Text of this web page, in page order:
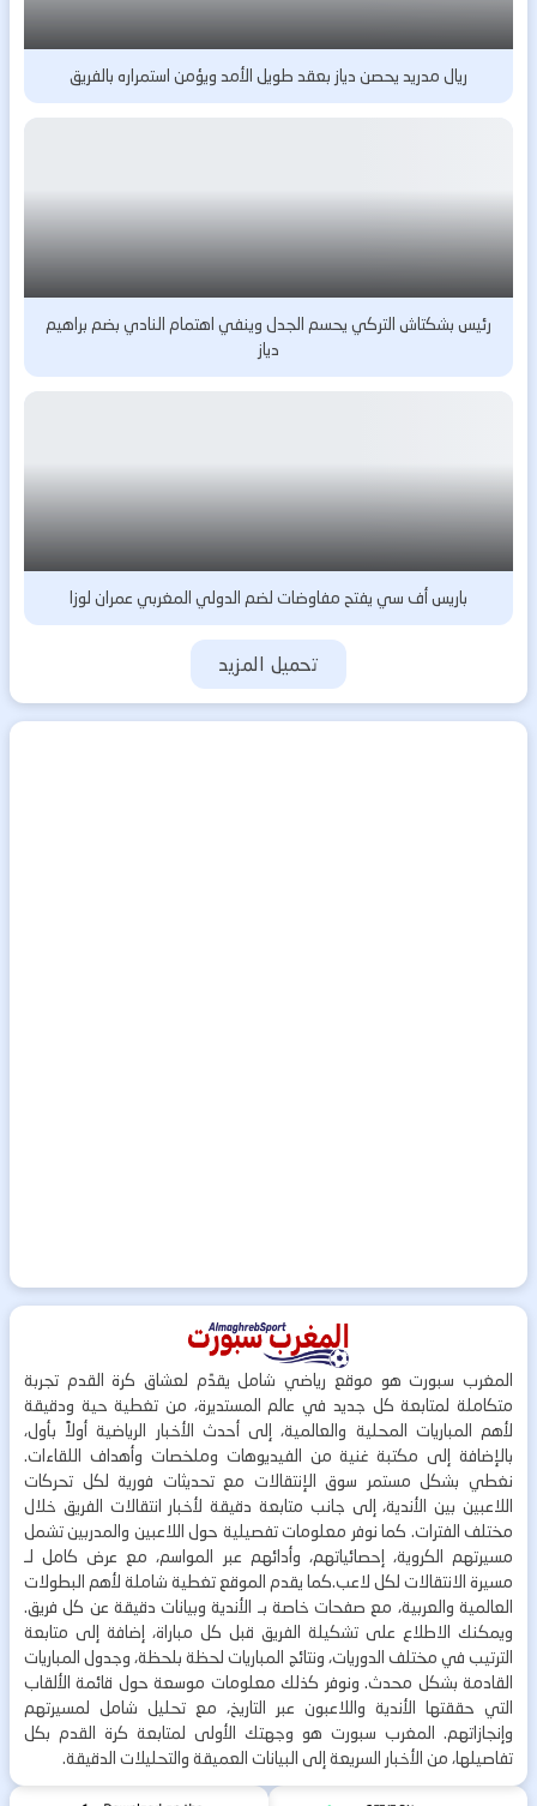
ريال مدريد يحصن دياز بعقد طويل الأمد ويؤمن استمراره بالفريق
رئيس بشكتاش التركي يحسم الجدل وينفي اهتمام النادي بضم براهيم
دياز
باريس أف سي يفتح مفاوضات لضم الدولي المغربي عمران لوزا
تحميل المزيد
المغرب سبورت هو موقع رياضي شامل يقدّم لعشاق كرة القدم تجربة
متكاملة لمتابعة كل جديد في عالم المستديرة، من تغطية حية ودقيقة
لأهم المباريات المحلية والعالمية، إلى أحدث الأخبار الرياضية أولاً بأول،
بالإضافة إلى مكتبة غنية من الفيديوهات وملخصات وأهداف اللقاءات.
نغطي بشكل مستمر سوق الإنتقالات مع تحديثات فورية لكل تحركات
اللاعبين بين الأندية، إلى جانب متابعة دقيقة لأخبار انتقالات الفريق خلال
مختلف الفترات. كما نوفر معلومات تفصيلية حول اللاعبين والمدربين تشمل
مسيرتهم الكروية، إحصائياتهم، وأدائهم عبر المواسم، مع عرض كامل لـ
مسيرة الانتقالات لكل لاعب.كما يقدم الموقع تغطية شاملة لأهم البطولات
العالمية والعربية، مع صفحات خاصة بـ الأندية وبيانات دقيقة عن كل فريق.
ويمكنك الاطلاع على تشكيلة الفريق قبل كل مباراة، إضافة إلى متابعة
الترتيب في مختلف الدوريات، ونتائج المباريات لحظة بلحظة، وجدول المباريات
القادمة بشكل محدث. ونوفر كذلك معلومات موسعة حول قائمة الألقاب
التي حققتها الأندية واللاعبون عبر التاريخ، مع تحليل شامل لمسيرتهم
وإنجازاتهم. المغرب سبورت هو وجهتك الأولى لمتابعة كرة القدم بكل
تفاصيلها، من الأخبار السريعة إلى البيانات العميقة والتحليلات الدقيقة.